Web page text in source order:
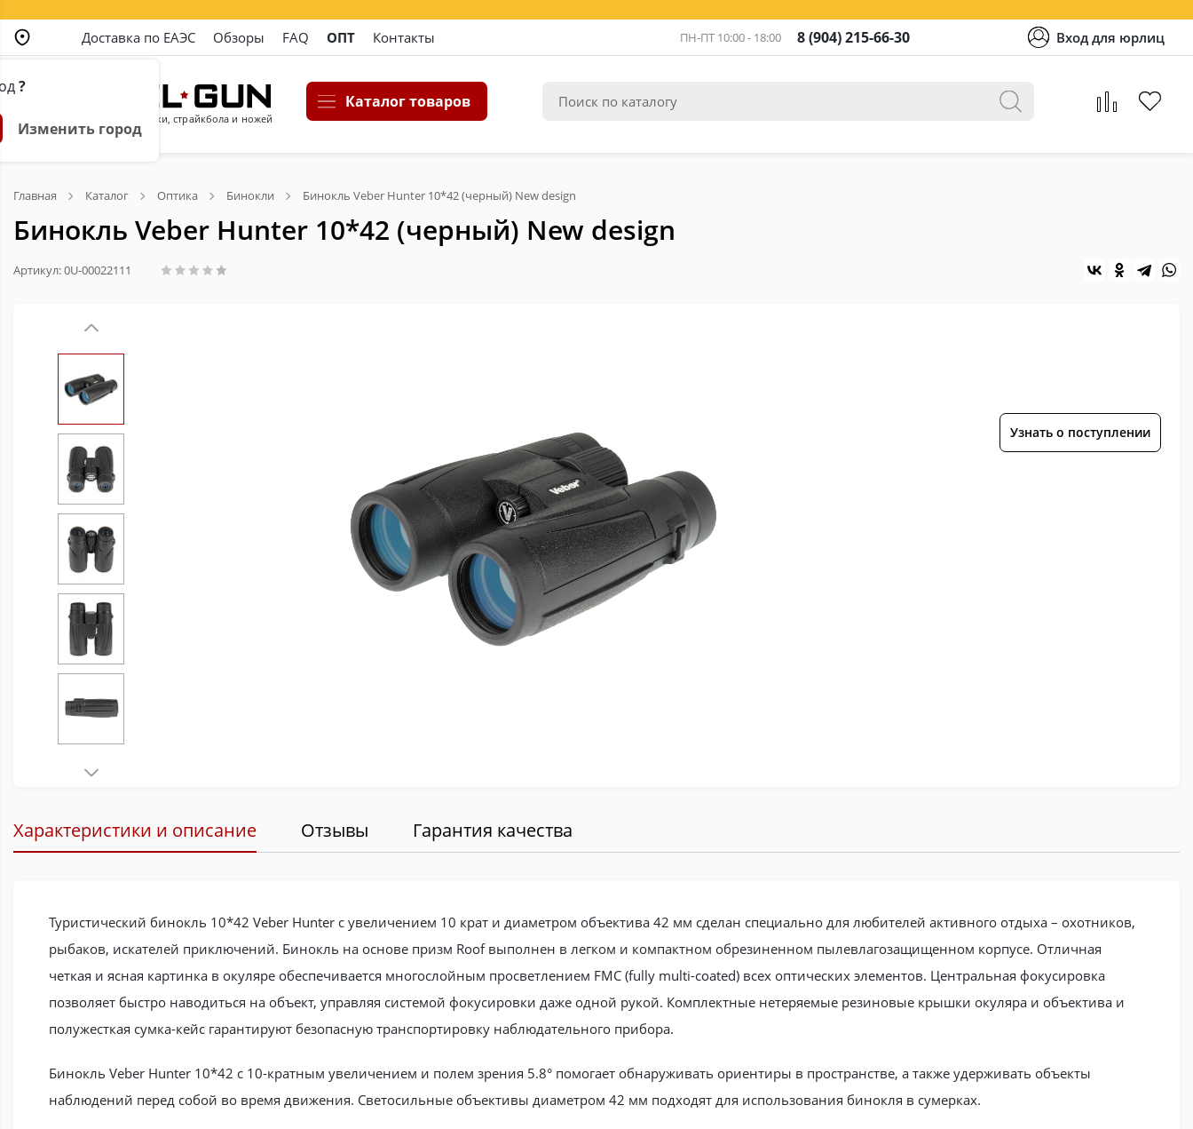
?
Изменить город
Доставка по ЕАЭС Обзоры FAQ ОПТ Контакты ПН-ПТ 10:00 - 18:00 8 (904) 215-66-30 Вход для юрлиц
Магазин пневматики, страйкбола и ножей
Каталог товаров
Главная Каталог Оптика Бинокли Бинокль Veber Hunter 10*42 (черный) New design
Бинокль Veber Hunter 10*42 (черный) New design
Артикул: 0U-00022111
Узнать о поступлении
Характеристики и описание Отзывы Гарантия качества
Туристический бинокль 10*42 Veber Hunter с увеличением 10 крат и диаметром объектива 42 мм сделан специально для любителей активного отдыха – охотников,
рыбаков, искателей приключений. Бинокль на основе призм Roof выполнен в легком и компактном обрезиненном пылевлагозащищенном корпусе. Отличная
четкая и ясная картинка в окуляре обеспечивается многослойным просветлением FMC (fully multi-coated) всех оптических элементов. Центральная фокусировка
позволяет быстро наводиться на объект, управляя системой фокусировки даже одной рукой. Комплектные нетеряемые резиновые крышки окуляра и объектива и
полужесткая сумка-кейс гарантируют безопасную транспортировку наблюдательного прибора.
Бинокль Veber Hunter 10*42 с 10-кратным увеличением и полем зрения 5.8° помогает обнаруживать ориентиры в пространстве, а также удерживать объекты
наблюдений перед собой во время движения. Светосильные объективы диаметром 42 мм подходят для использования бинокля в сумерках.